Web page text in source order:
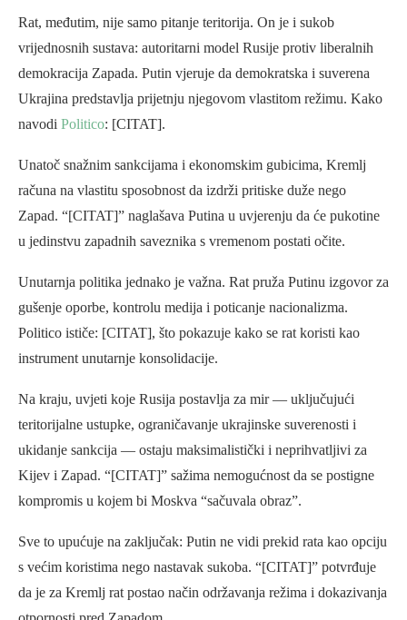
Rat, međutim, nije samo pitanje teritorija. On je i sukob
vrijednosnih sustava: autoritarni model Rusije protiv liberalnih
demokracija Zapada. Putin vjeruje da demokratska i suverena
Ukrajina predstavlja prijetnju njegovom vlastitom režimu. Kako
navodi Politico: [CITAT].
Unatoč snažnim sankcijama i ekonomskim gubicima, Kremlj
računa na vlastitu sposobnost da izdrži pritiske duže nego
Zapad. “[CITAT]” naglašava Putina u uvjerenju da će pukotine
u jedinstvu zapadnih saveznika s vremenom postati očite.
Unutarnja politika jednako je važna. Rat pruža Putinu izgovor za
gušenje oporbe, kontrolu medija i poticanje nacionalizma.
Politico ističe: [CITAT], što pokazuje kako se rat koristi kao
instrument unutarnje konsolidacije.
Na kraju, uvjeti koje Rusija postavlja za mir — uključujući
teritorijalne ustupke, ograničavanje ukrajinske suverenosti i
ukidanje sankcija — ostaju maksimalistički i neprihvatljivi za
Kijev i Zapad. “[CITAT]” sažima nemogućnost da se postigne
kompromis u kojem bi Moskva “sačuvala obraz”.
Sve to upućuje na zaključak: Putin ne vidi prekid rata kao opciju
s većim koristima nego nastavak sukoba. “[CITAT]” potvrđuje
da je za Kremlj rat postao način održavanja režima i dokazivanja